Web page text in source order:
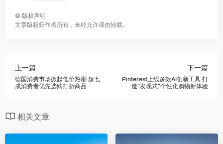
© 版权声明
文章版权归作者所有，未经允许请勿转载。
上一篇
德国消费市场掀起低价热潮 超七
成消费者优先选购打折商品
下一篇
Pinterest上线多款AI创新工具 打
造“发现式”个性化购物新体验
相关文章